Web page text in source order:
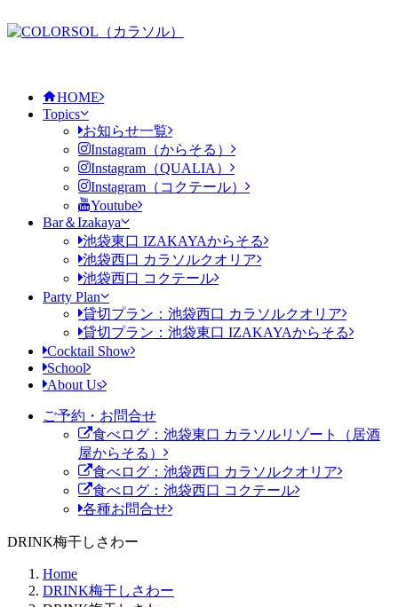
HOME
Topics
お知らせ一覧
Instagram（からそる）
Instagram（QUALIA）
Instagram（コクテール）
Youtube
Bar＆Izakaya
池袋東口 IZAKAYAからそる
池袋西口 カラソルクオリア
池袋西口 コクテール
Party Plan
貸切プラン：池袋西口 カラソルクオリア
貸切プラン：池袋東口 IZAKAYAからそる
Cocktail Show
School
About Us
ご予約・お問合せ
食べログ：池袋東口 カラソルリゾート（居酒
屋からそる）
食べログ：池袋西口 カラソルクオリア
食べログ：池袋西口 コクテール
各種お問合せ
DRINK梅干しさわー
Home
DRINK梅干しさわー